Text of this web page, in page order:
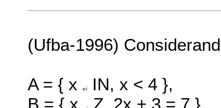
(Ufba-1996)
A = { x IN, x < 4 },
B = { x Z, 2x + 3 = 7 },